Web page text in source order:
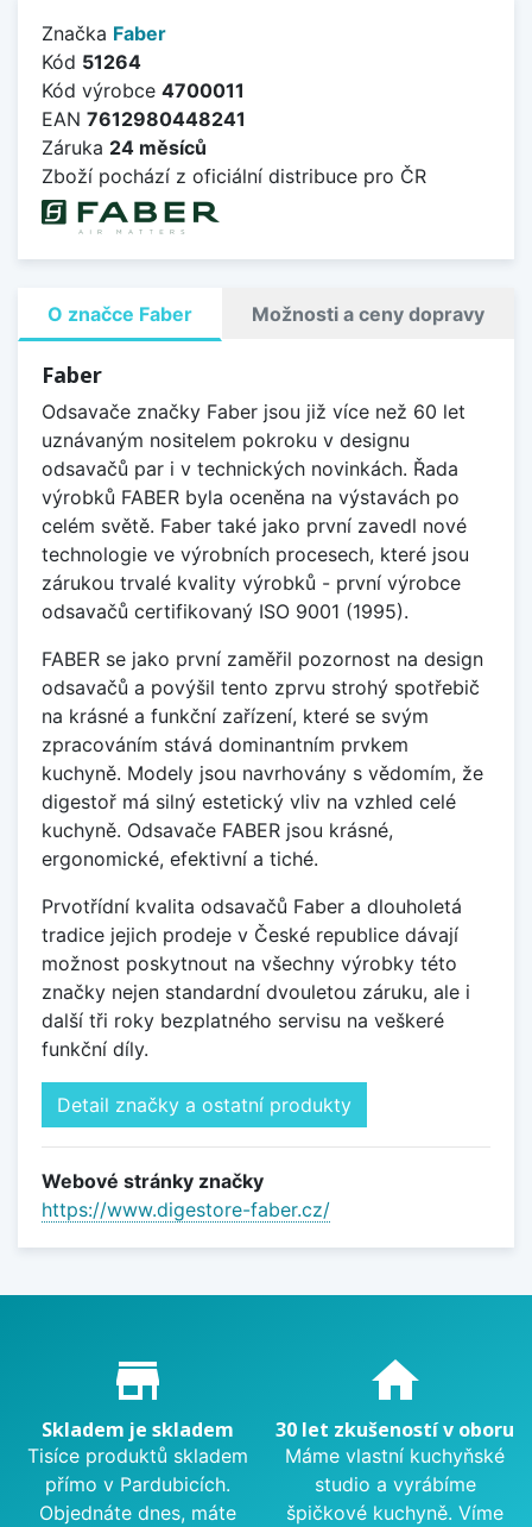
Značka Faber
Kód 51264
Kód výrobce 4700011
EAN 7612980448241
Záruka 24 měsíců
Zboží pochází z oficiální distribuce pro ČR
O značce Faber Možnosti a ceny dopravy
Faber
Odsavače značky Faber jsou již více než 60 let
uznávaným nositelem pokroku v designu
odsavačů par i v technických novinkách. Řada
výrobků FABER byla oceněna na výstavách po
celém světě. Faber také jako první zavedl nové
technologie ve výrobních procesech, které jsou
zárukou trvalé kvality výrobků - první výrobce
odsavačů certifikovaný ISO 9001 (1995).
FABER se jako první zaměřil pozornost na design
odsavačů a povýšil tento zprvu strohý spotřebič
na krásné a funkční zařízení, které se svým
zpracováním stává dominantním prvkem
kuchyně. Modely jsou navrhovány s vědomím, že
digestoř má silný estetický vliv na vzhled celé
kuchyně. Odsavače FABER jsou krásné,
ergonomické, efektivní a tiché.
Prvotřídní kvalita odsavačů Faber a dlouholetá
tradice jejich prodeje v České republice dávají
možnost poskytnout na všechny výrobky této
značky nejen standardní dvouletou záruku, ale i
další tři roky bezplatného servisu na veškeré
funkční díly.
Detail značky a ostatní produkty
Webové stránky značky
https://www.digestore-faber.cz/
Proč nakupovat u nás?
store_mall_directory
Skladem je skladem
Tisíce produktů skladem
přímo v Pardubicích.
Objednáte dnes, máte
home
30 let zkušeností v oboru
Máme vlastní kuchyňské
studio a vyrábíme
špičkové kuchyně. Víme